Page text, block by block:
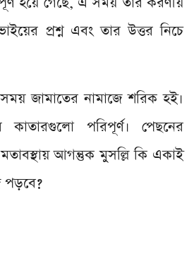
প্রশ্ন এবং তার উত্তর নিচে
জামাতের নামাজে শরিক হই।
কাতারগুলো পরিপূর্ণ। পেছনের
আগন্তুক মুসল্লি কি একাই
পড়বে?